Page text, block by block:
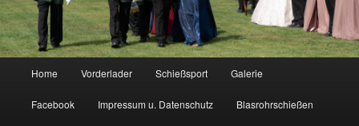
Home Vorderlader Schießsport Galerie
Facebook Impressum u. Datenschutz Blasrohrschießen